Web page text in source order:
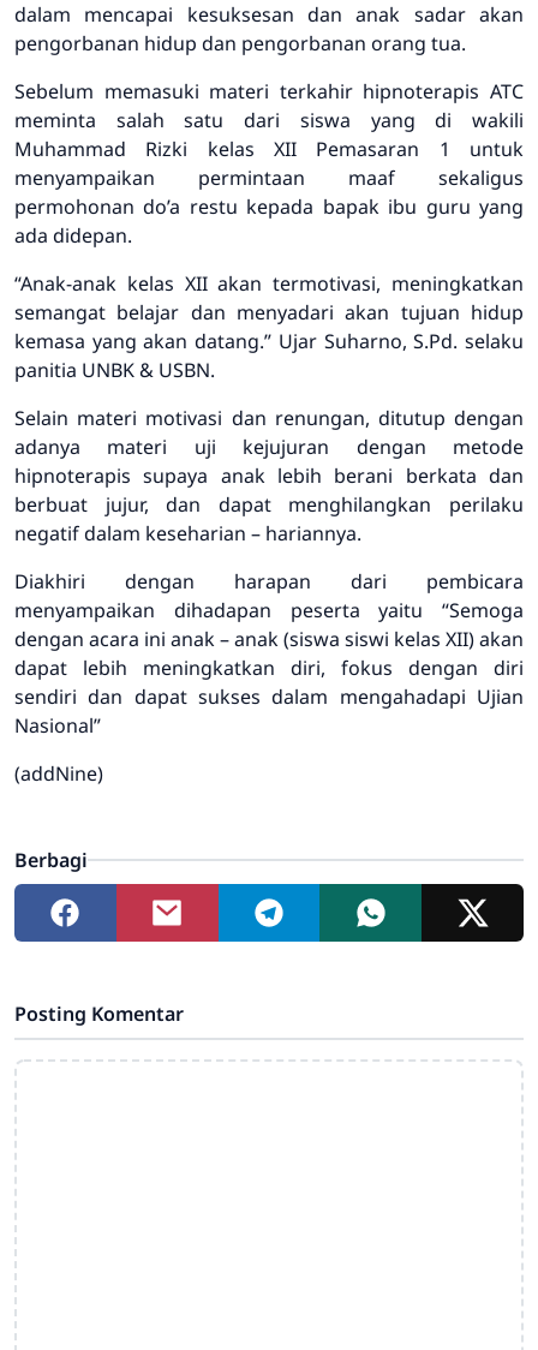
dalam mencapai kesuksesan dan anak sadar akan
pengorbanan hidup dan pengorbanan orang tua.
Sebelum memasuki materi terkahir hipnoterapis ATC
meminta salah satu dari siswa yang di wakili
Muhammad Rizki kelas XII Pemasaran 1 untuk
menyampaikan permintaan maaf sekaligus
permohonan do’a restu kepada bapak ibu guru yang
ada didepan.
“Anak-anak kelas XII akan termotivasi, meningkatkan
semangat belajar dan menyadari akan tujuan hidup
kemasa yang akan datang.” Ujar Suharno, S.Pd. selaku
panitia UNBK & USBN.
Selain materi motivasi dan renungan, ditutup dengan
adanya materi uji kejujuran dengan metode
hipnoterapis supaya anak lebih berani berkata dan
berbuat jujur, dan dapat menghilangkan perilaku
negatif dalam keseharian – hariannya.
Diakhiri dengan harapan dari pembicara
menyampaikan dihadapan peserta yaitu “Semoga
dengan acara ini anak – anak (siswa siswi kelas XII) akan
dapat lebih meningkatkan diri, fokus dengan diri
sendiri dan dapat sukses dalam mengahadapi Ujian
Nasional”
(addNine)
Berbagi
Posting Komentar